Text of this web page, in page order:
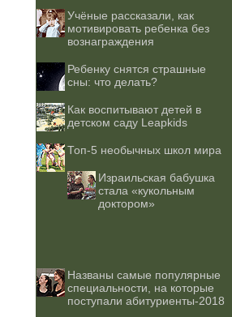
Учёные рассказали, как
мотивировать ребенка без
вознаграждения
Ребенку снятся страшные
сны: что делать?
Как воспитывают детей в
детском саду Leapkids
Топ-5 необычных школ мира
Израильская бабушка
стала «кукольным
доктором»
Названы самые популярные
специальности, на которые
поступали абитуриенты-2018